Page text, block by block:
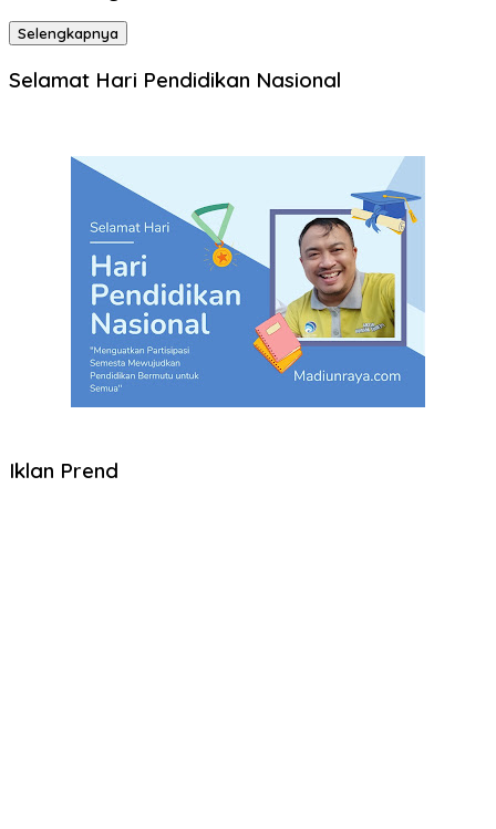
Selengkapnya
Selamat Hari Pendidikan Nasional
Iklan Prend